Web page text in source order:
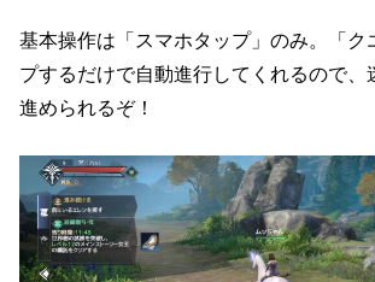
基本操作は「スマホタップ」のみ。「ク
プするだけで自動進行してくれるので、
進められるぞ！